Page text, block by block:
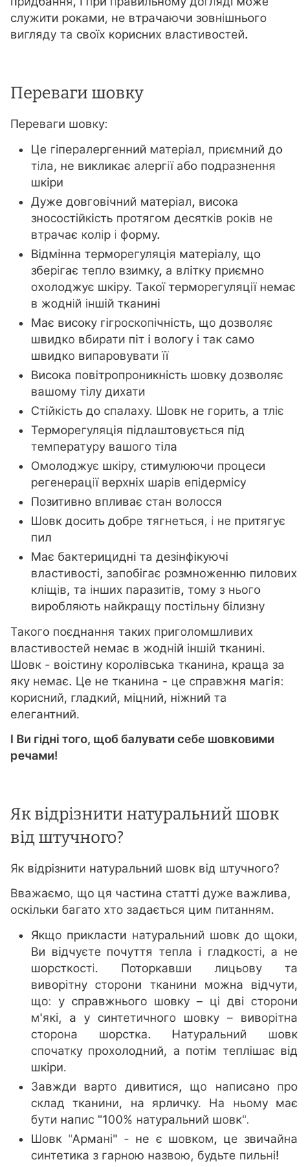
служити роками, не втрачаючи зовнішнього
вигляду та своїх корисних властивостей.
Переваги шовку
Переваги шовку:
Це гіпералергенний матеріал, приємний до
тіла, не викликає алергії або подразнення
шкіри
Дуже довговічний матеріал, висока
зносостійкість протягом десятків років не
втрачає колір і форму.
Відмінна терморегуляція матеріалу, що
зберігає тепло взимку, а влітку приємно
охолоджує шкіру. Такої терморегуляції немає
в жодній іншій тканині
Має високу гігроскопічність, що дозволяє
швидко вбирати піт і вологу і так само
швидко випаровувати її
Висока повітропроникність шовку дозволяє
вашому тілу дихати
Стійкість до спалаху. Шовк не горить, а тліє
Терморегуляція підлаштовується під
температуру вашого тіла
Омолоджує шкіру, стимулюючи процеси
регенерації верхніх шарів епідермісу
Позитивно впливає стан волосся
Шовк досить добре тягнеться, і не притягує
пил
Має бактерицидні та дезінфікуючі
властивості, запобігає розмноженню пилових
кліщів, та інших паразитів, тому з нього
виробляють найкращу постільну білизну
Такого поєднання таких приголомшливих
властивостей немає в жодній іншій тканині.
Шовк - воістину королівська тканина, краща за
яку немає. Це не тканина - це справжня магія:
корисний, гладкий, міцний, ніжний та
елегантний.
І Ви гідні того, щоб балувати себе шовковими
речами!
Як відрізнити натуральний шовк
від штучного?
Як відрізнити натуральний шовк від штучного?
Вважаємо, що ця частина статті дуже важлива,
оскільки багато хто задається цим питанням.
Якщо прикласти натуральний шовк до щоки,
Ви відчуєте почуття тепла і гладкості, а не
шорсткості. Поторкавши лицьову та
виворітну сторони тканини можна відчути,
що: у справжнього шовку – ці дві сторони
м'які, а у синтетичного шовку – виворітна
сторона шорстка. Натуральний шовк
спочатку прохолодний, а потім теплішає від
шкіри.
Завжди варто дивитися, що написано про
склад тканини, на ярличку. На ньому має
бути напис "100% натуральний шовк".
Шовк "Армані" - не є шовком, це звичайна
синтетика з гарною назвою, будьте пильні!